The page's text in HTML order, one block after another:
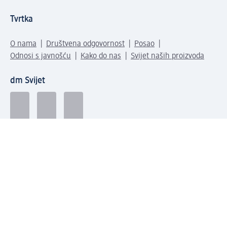
Tvrtka
O nama Društvena odgovornost
Posao
Odnosi s javnošću
Kako do nas Svijet naših proizvoda
dm Svijet